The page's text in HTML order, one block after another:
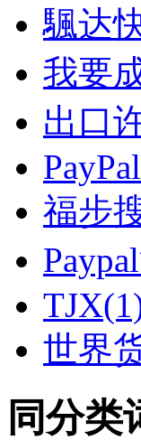
颿达
我要
出口
福步
世界
同分类